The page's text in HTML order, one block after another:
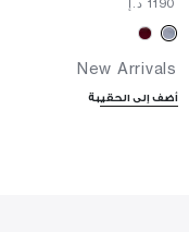
New Arrivals
أضف إلى الحقيبة